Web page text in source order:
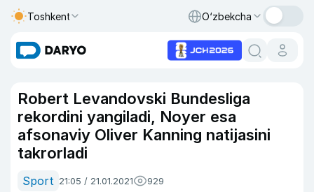
Toshkent O‘zbekcha
Robert Levandovski Bundesliga
rekordini yangiladi, Noyer esa
afsonaviy Oliver Kanning natijasini
takrorladi
Sport 21:05 / 21.01.2021 929